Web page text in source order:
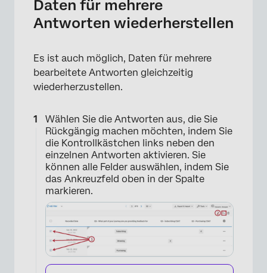
Daten für mehrere
Antworten wiederherstellen
Es ist auch möglich, Daten für mehrere
bearbeitete Antworten gleichzeitig
wiederherzustellen.
Wählen Sie die Antworten aus, die Sie
Rückgängig machen möchten, indem Sie
die Kontrollkästchen links neben den
einzelnen Antworten aktivieren. Sie
können alle Felder auswählen, indem Sie
das Ankreuzfeld oben in der Spalte
markieren.